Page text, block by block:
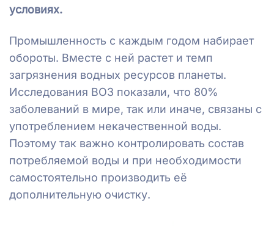
условиях.
Промышленность с каждым годом набирает
обороты. Вместе с ней растет и темп
загрязнения водных ресурсов планеты.
Исследования ВОЗ показали, что 80%
заболеваний в мире, так или иначе, связаны с
употреблением некачественной воды.
Поэтому так важно контролировать состав
потребляемой воды и при необходимости
самостоятельно производить её
дополнительную очистку.